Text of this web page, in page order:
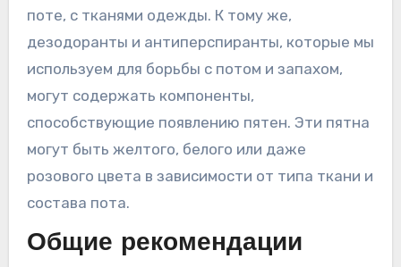
поте, с тканями одежды. К тому же,
дезодоранты и антиперспиранты, которые мы
используем для борьбы с потом и запахом,
могут содержать компоненты,
способствующие появлению пятен. Эти пятна
могут быть желтого, белого или даже
розового цвета в зависимости от типа ткани и
состава пота.
Общие рекомендации